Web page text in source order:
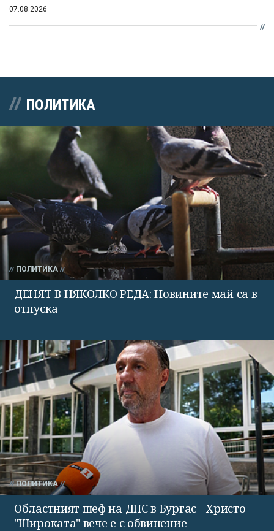
07.08.2026
ПОЛИТИКА
ПОЛИТИКА
ДЕНЯТ В НЯКОЛКО РЕДА: Новините май са в
отпуска
ПОЛИТИКА
Областният шеф на ДПС в Бургас - Христо
"Широката" вече е с обвинение